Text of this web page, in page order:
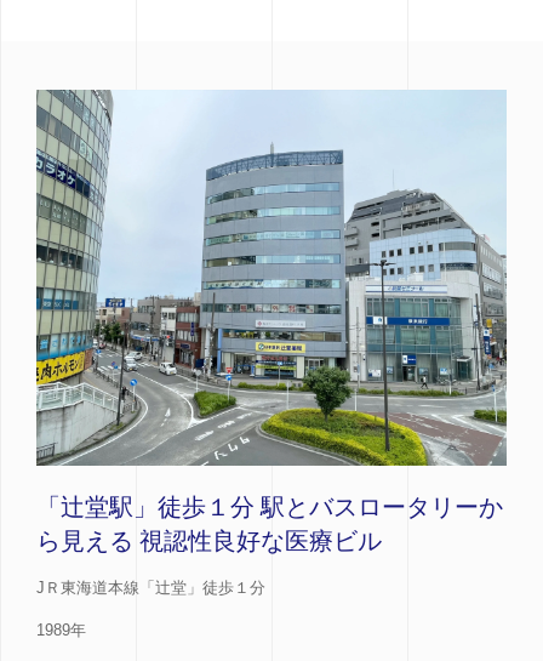
「辻堂駅」徒歩１分 駅とバスロータリーか
ら見える 視認性良好な医療ビル
JＲ東海道本線「辻堂」徒歩１分
1989年